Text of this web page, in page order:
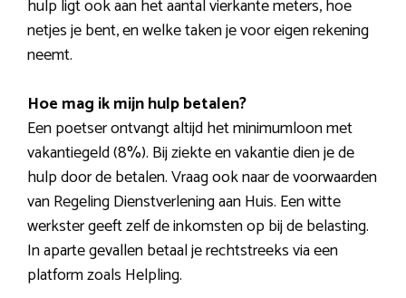
hulp ligt ook aan het aantal vierkante meters, hoe
netjes je bent, en welke taken je voor eigen rekening
neemt.
Hoe mag ik mijn hulp betalen?
Een poetser ontvangt altijd het minimumloon met
vakantiegeld (8%). Bij ziekte en vakantie dien je de
hulp door de betalen. Vraag ook naar de voorwaarden
van Regeling Dienstverlening aan Huis. Een witte
werkster geeft zelf de inkomsten op bij de belasting.
In aparte gevallen betaal je rechtstreeks via een
platform zoals Helpling.